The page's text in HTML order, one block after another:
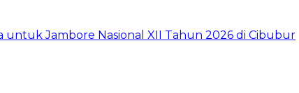
untuk Jambore Nasional XII Tahun 2026 di Cibubur